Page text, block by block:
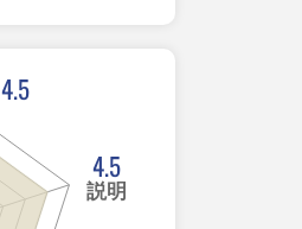
4.5
4.5
説明